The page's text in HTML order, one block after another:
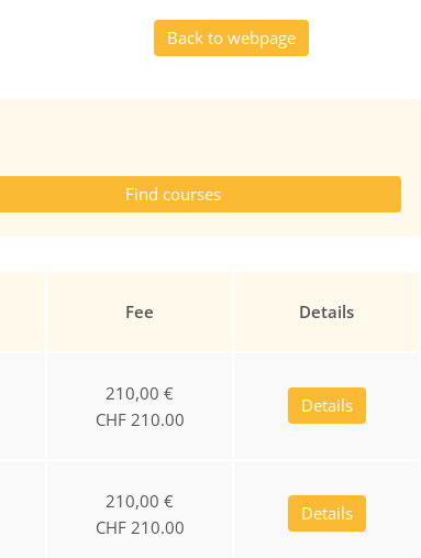
Back to webpage
Fee Details
210,00 €
CHF 210.00
Details
210,00 €
CHF 210.00
Details